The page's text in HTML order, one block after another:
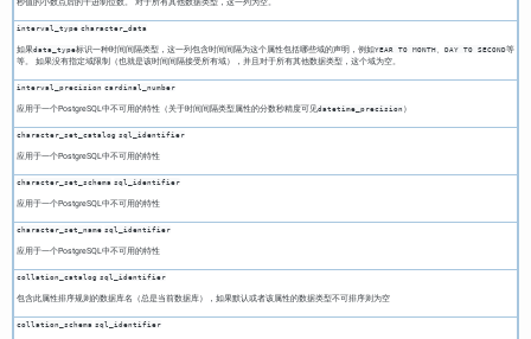
秒值的小数点后的十进制位数。 对于所有其他数据类型，这一列为空。
interval_type character_data
如果data_type标识一种时间间隔类型，这一列包含时间间隔为这个属性包括哪些域的声明，例如YEAR TO MONTH、 DAY TO SECOND等
等。 如果没有指定域限制（也就是该时间间隔接受所有域），并且对于所有其他数据类型，这个域为空。
interval_precision cardinal_number
应用于一个PostgreSQL中不可用的特性（关于时间间隔类型属性的分数秒精度可见datetime_precision ）
character_set_catalog sql_identifier
应用于一个PostgreSQL中不可用的特性
character_set_schema sql_identifier
应用于一个PostgreSQL中不可用的特性
character_set_name sql_identifier
应用于一个PostgreSQL中不可用的特性
collation_catalog sql_identifier
包含此属性排序规则的数据库名（总是当前数据库），如果默认或者该属性的数据类型不可排序则为空
collation_schema sql_identifier